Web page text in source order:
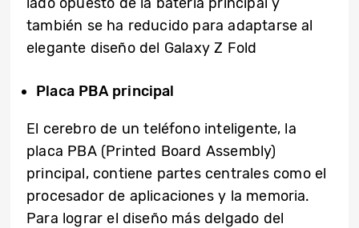
también se ha reducido para adaptarse al
elegante diseño del Galaxy Z Fold
Placa PBA principal
El cerebro de un teléfono inteligente, la
placa PBA (Printed Board Assembly)
principal, contiene partes centrales como el
procesador de aplicaciones y la memoria.
Para lograr el diseño más delgado del